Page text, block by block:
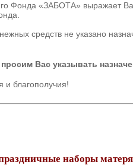
Фонда «ЗАБОТА» выражает
средств не указано
Вас указывать
и благополучия!
наборы